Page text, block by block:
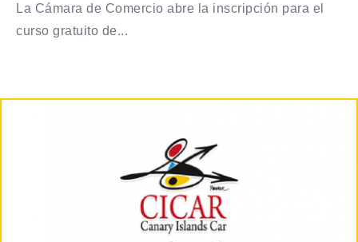
La Cámara de Comercio abre la inscripción para el
curso gratuito de...